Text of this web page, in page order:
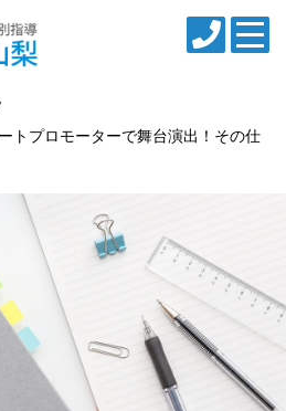
トプロモーターで舞台演出！その仕